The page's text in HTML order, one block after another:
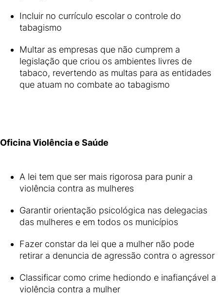
Incluir no currículo escolar o controle do
tabagismo
Multar as empresas que não cumprem a
legislação que criou os ambientes livres de
tabaco, revertendo as multas para as entidades
que atuam no combate ao tabagismo
Oficina Violência e Saúde
A lei tem que ser mais rigorosa para punir a
violência contra as mulheres
Garantir orientação psicológica nas delegacias
das mulheres e em todos os municípios
Fazer constar da lei que a mulher não pode
retirar a denuncia de agressão contra o agressor
Classificar como crime hediondo e inafiançável a
violência contra a mulher